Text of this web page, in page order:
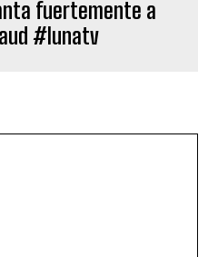
fuertemente a
#lunatv